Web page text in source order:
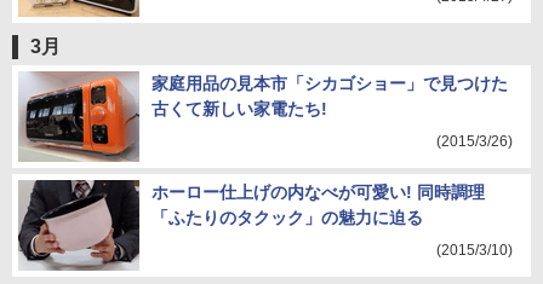
3月
家庭用品の見本市「シカゴショー」で見つけた
古くて新しい家電たち!
(2015/3/26)
ホーロー仕上げの内なべが可愛い! 同時調理
「ふたりのタクック」の魅力に迫る
(2015/3/10)